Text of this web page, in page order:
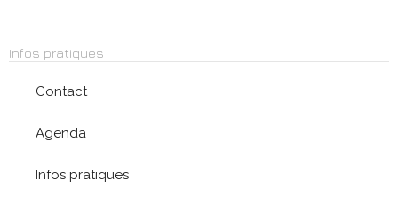
Infos pratiques
Contact
Agenda
Infos pratiques